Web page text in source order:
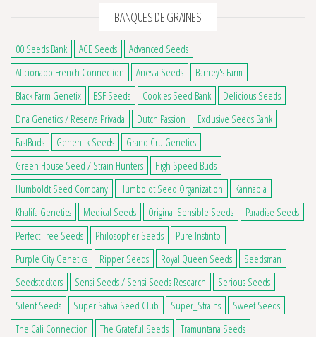
BANQUES DE GRAINES
00 Seeds Bank ACE Seeds
Advanced Seeds
Aficionado French Connection
Anesia Seeds
Barney's Farm
Black Farm Genetix
BSF Seeds Cookies Seed Bank
Delicious Seeds
Dna Genetics / Reserva Privada
Dutch Passion
Exclusive Seeds Bank
FastBuds
Genehtik Seeds
Grand Cru Genetics
Green House Seed / Strain Hunters
High Speed Buds
Humboldt Seed Company
Humboldt Seed Organization
Kannabia
Khalifa Genetics
Medical Seeds Original Sensible Seeds
Paradise Seeds
Perfect Tree Seeds
Philosopher Seeds
Pure Instinto
Purple City Genetics
Ripper Seeds Royal Queen Seeds
Seedsman
Seedstockers
Sensi Seeds / Sensi Seeds Research
Serious Seeds
Silent Seeds
Super Sativa Seed Club Super_Strains
Sweet Seeds
The Cali Connection
The Grateful Seeds
Tramuntana Seeds